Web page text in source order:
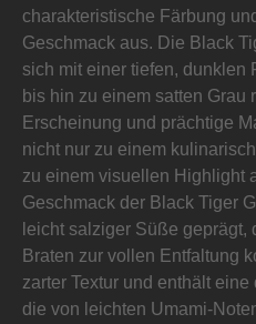
charakteristische Färbung
Geschmack aus. Die Black
sich mit einer tiefen, dunklen
bis hin zu einem satten Grau
Erscheinung und prächtige
nicht nur zu einem
zu einem visuellen Highlight
Geschmack der Black Tiger
leicht salziger Süße geprägt,
Braten zur vollen Entfaltung
zarter Textur und enthält
die von leichten Umami-